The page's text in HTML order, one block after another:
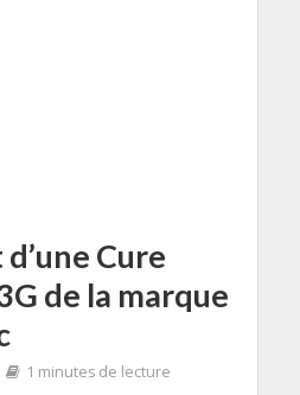
Cure
de la marque
1 minutes de lecture